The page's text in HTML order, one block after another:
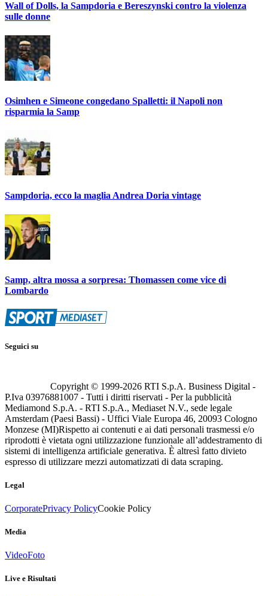
Wall of Dolls, la Sampdoria e Bereszynski contro la violenza
sulle donne
Osimhen e Simeone congedano Spalletti: il Napoli non
risparmia la Samp
Sampdoria, ecco la maglia Andrea Doria vintage
Samp, altra mossa a sorpresa: Thomassen come vice di
Lombardo
Seguici su
Copyright © 1999-2026 RTI S.p.A. Business Digital -
P.Iva 03976881007 - Tutti i diritti riservati - Per la pubblicità
Mediamond S.p.A. - RTI S.p.A., Mediaset N.V., sede legale
Amsterdam (Paesi Bassi) - Uffici Viale Europa 46, 20093 Cologno
Monzese (MI)Rispetto ai contenuti e ai dati personali trasmessi e/o
riprodotti è vietata ogni utilizzazione funzionale all’addestramento di
sistemi di intelligenza artificiale generativa. È altresì fatto divieto
espresso di utilizzare mezzi automatizzati di data scraping.
Legal
CorporatePrivacy PolicyCookie Policy
Media
VideoFoto
Live e Risultati